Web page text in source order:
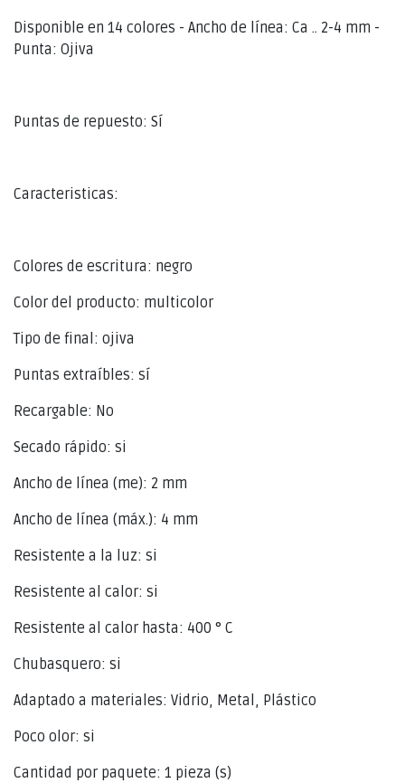
Disponible en 14 colores - Ancho de línea: Ca .. 2-4 mm -
Punta: Ojiva
Puntas de repuesto: Sí
Caracteristicas:
Colores de escritura: negro
Color del producto: multicolor
Tipo de final: ojiva
Puntas extraíbles: sí
Recargable: No
Secado rápido: si
Ancho de línea (me): 2 mm
Ancho de línea (máx.): 4 mm
Resistente a la luz: si
Resistente al calor: si
Resistente al calor hasta: 400 ° C
Chubasquero: si
Adaptado a materiales: Vidrio, Metal, Plástico
Poco olor: si
Cantidad por paquete: 1 pieza (s)